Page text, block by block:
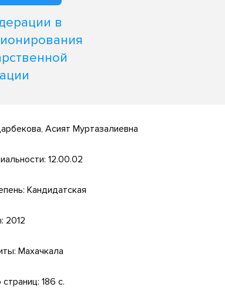
в
Асият Муртазалиевна
12.00.02
Кандидатская
2012
Махачкала
186 с.